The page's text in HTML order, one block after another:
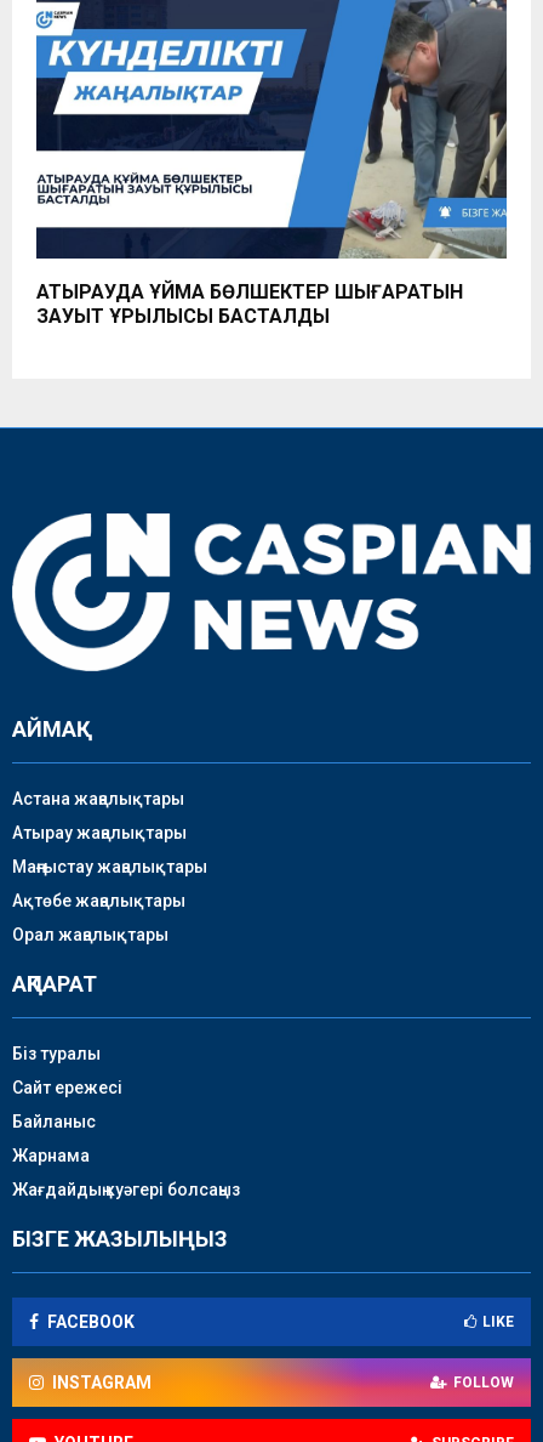
АТЫРАУДА ҚҰЙМА БӨЛШЕКТЕР ШЫҒАРАТЫН
ЗАУЫТ ҚҰРЫЛЫСЫ БАСТАЛДЫ
АЙМАҚ
Астана жаңалықтары
Атырау жаңалықтары
Маңғыстау жаңалықтары
Ақтөбе жаңалықтары
Орал жаңалықтары
АҚПАРАТ
Біз туралы
Сайт ережесі
Байланыс
Жарнама
Жағдайдың куәгері болсаңыз
БІЗГЕ ЖАЗЫЛЫҢЫЗ
FACEBOOK LIKE
INSTAGRAM FOLLOW